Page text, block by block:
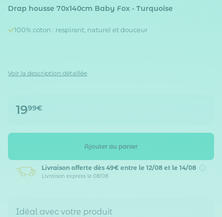
Drap housse 70x140cm Baby Fox - Turquoise
100% coton : respirant, naturel et douceur
Voir la description détaillée
1999€
Ajouter au panier
Livraison offerte dès 49€ entre le 12/08 et le 14/08
Livraison express le 08/08
Idéal avec votre produit